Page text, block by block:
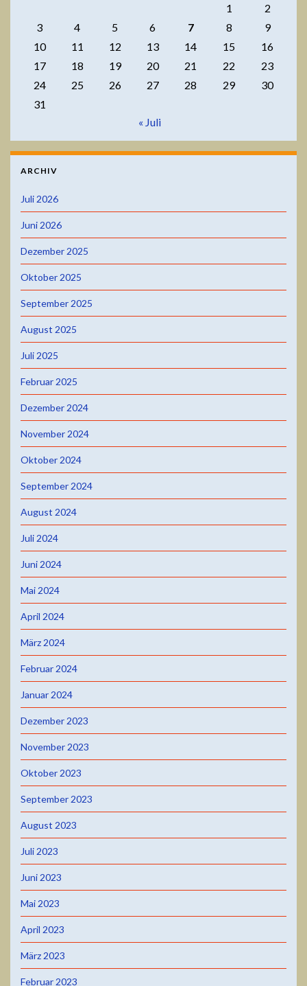
1
2
3
4 5 6 7 8
9
10
11 12 13 14 15
16
17
18 19 20 21 22
23
24
25 26 27 28 29
30
31
« Juli
ARCHIV
Juli 2026
Juni 2026
Dezember 2025
Oktober 2025
September 2025
August 2025
Juli 2025
Februar 2025
Dezember 2024
November 2024
Oktober 2024
September 2024
August 2024
Juli 2024
Juni 2024
Mai 2024
April 2024
März 2024
Februar 2024
Januar 2024
Dezember 2023
November 2023
Oktober 2023
September 2023
August 2023
Juli 2023
Juni 2023
Mai 2023
April 2023
März 2023
Februar 2023